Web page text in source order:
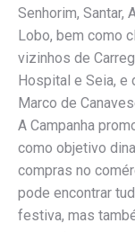
Senhorim, Santar,
Lobo, bem como
vizinhos de
Hospital e Seia, e
Marco de
A Campanha
como objetivo
compras no
pode encontrar
festiva, mas